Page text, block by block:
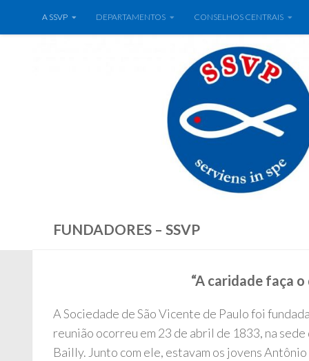
A SSVP DEPARTAMENTOS CONSELHOS CENTRAIS
FUNDADORES – SSVP
“A caridade faça
A Sociedade de São Vicente de Paulo foi
reunião ocorreu em 23 de abril de 1833, na
Bailly. Junto com ele, estavam os jovens